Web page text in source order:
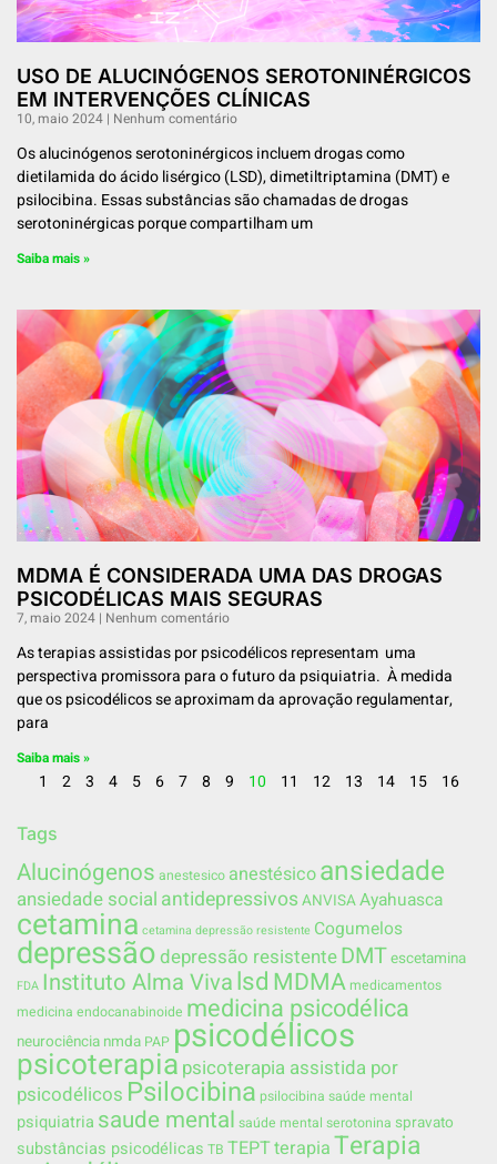
USO DE ALUCINÓGENOS SEROTONINÉRGICOS
EM INTERVENÇÕES CLÍNICAS
10, maio 2024 Nenhum comentário
Os alucinógenos serotoninérgicos incluem drogas como
dietilamida do ácido lisérgico (LSD), dimetiltriptamina (DMT) e
psilocibina. Essas substâncias são chamadas de drogas
serotoninérgicas porque compartilham um
Saiba mais »
MDMA É CONSIDERADA UMA DAS DROGAS
PSICODÉLICAS MAIS SEGURAS
7, maio 2024 Nenhum comentário
As terapias assistidas por psicodélicos representam uma
perspectiva promissora para o futuro da psiquiatria. À medida
que os psicodélicos se aproximam da aprovação regulamentar,
para
Saiba mais »
1 2 3 4 5 6 7 8 9 10 11 12 13 14 15 16
Tags
Alucinógenos anestesico anestésicoansiedade
ansiedade social antidepressivos ANVISAAyahuasca
cetamina cetamina depressão resistente Cogumelos
depressãodepressão resistenteDMTescetamina
FDA Instituto Alma VivalsdMDMA medicamentos
medicina endocanabinoide medicina psicodélica
neurociência nmda PAP psicodélicos
psicoterapiapsicoterapia assistida por
psicodélicos Psilocibina psilocibina saúde mental
psiquiatria saude mental saúde mental serotonina spravato
substâncias psicodélicas TB TEPTterapiaTerapia